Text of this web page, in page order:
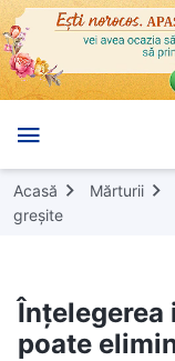
Acasă Mărturii
greșite
Înțelegerea
poate